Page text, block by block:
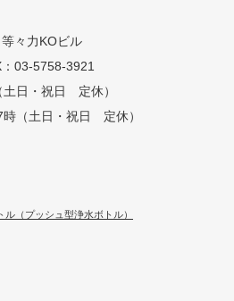
々力KOビル
03-5758-3921
日・祝日 定休）
（土日・祝日 定休）
（プッシュ型浄水ボトル）